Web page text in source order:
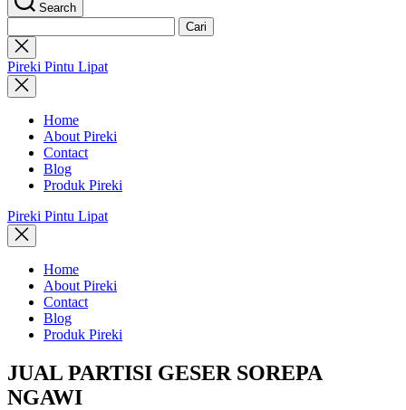
Search
untuk:
Close
search
Pireki Pintu Lipat
Home
About Pireki
Contact
Blog
Produk Pireki
Pireki Pintu Lipat
Home
About Pireki
Contact
Blog
Produk Pireki
JUAL PARTISI GESER SOREPA
NGAWI